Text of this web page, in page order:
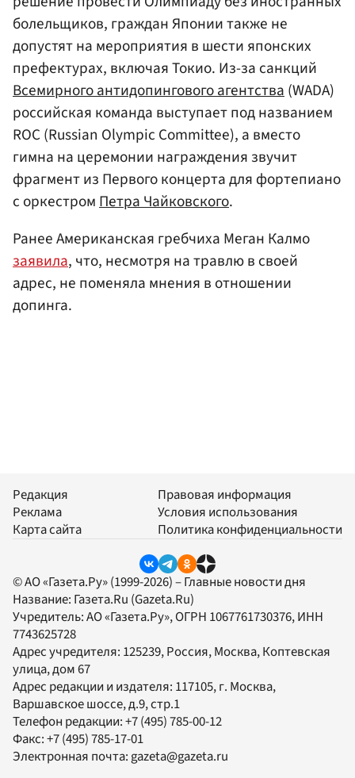
болельщиков, граждан Японии также не
допустят на мероприятия в шести японских
префектурах, включая Токио. Из-за санкций
Всемирного антидопингового агентства (WADA)
российская команда выступает под названием
ROC (Russian Olympic Committee), а вместо
гимна на церемонии награждения звучит
фрагмент из Первого концерта для фортепиано
с оркестром Петра Чайковского.
Ранее Американская гребчиха Меган Калмо
заявила, что, несмотря на травлю в своей
адрес, не поменяла мнения в отношении
допинга.
Редакция
Реклама
Карта сайта
Правовая информация
Условия использования
Политика конфиденциальности
© АО «Газета.Ру» (1999-2026) – Главные новости дня
Название: Газета.Ru (Gazeta.Ru)
Учредитель:АО «Газета.Ру», ОГРН 1067761730376, ИНН
7743625728
Адрес учредителя: 125239, Россия, Москва, Коптевская
улица, дом 67
Адрес редакции и издателя: 117105, г. Москва,
Варшавское шоссе, д.9, стр.1
Телефон редакции:+7 (495) 785-00-12
Факс:+7 (495) 785-17-01
Электронная почта:gazeta@gazeta.ru